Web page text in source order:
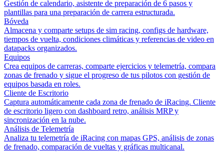
Gestión de calendario, asistente de preparación de 6 pasos y
plantillas para una preparación de carrera estructurada.
Bóveda
Almacena y comparte setups de sim racing, configs de hardware,
tiempos de vuelta, condiciones climáticas y referencias de video en
datapacks organizados.
Equipos
Crea equipos de carreras, comparte ejercicios y telemetría, compara
zonas de frenado y sigue el progreso de tus pilotos con gestión de
equipos basada en roles.
Cliente de Escritorio
Captura automáticamente cada zona de frenado de iRacing. Cliente
de escritorio ligero con dashboard retro, análisis MRP y
sincronización en la nube.
Análisis de Telemetría
Analiza tu telemetría de iRacing con mapas GPS, análisis de zonas
de frenado, comparación de vueltas y gráficas multicanal.